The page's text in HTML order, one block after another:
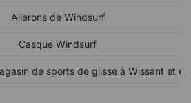
Ailerons de Windsurf
Casque Windsurf
de sports de glisse à Wissant et